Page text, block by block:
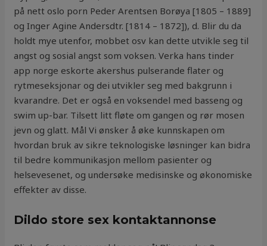
på nett oslo porn Peder Arentsen Borøya [1805 – 1889]
og Inger Agine Andersdtr. [1814 – 1872]), d. Blir du da
holdt mye utenfor, mobbet osv kan dette utvikle seg til
angst og sosial angst som voksen. Verka hans tinder
app norge eskorte akershus pulserande flater og
rytmeseksjonar og dei utvikler seg med bakgrunn i
kvarandre. Det er også en voksendel med basseng og
swim up-bar. Tilsett litt fløte om gangen og rør mosen
jevn og glatt. Mål Vi ønsker å øke kunnskapen om
hvordan bruk av sikre teknologiske løsninger kan bidra
til bedre kommunikasjon mellom pasienter og
helsevesenet, og undersøke medisinske og økonomiske
effekter av disse.
Dildo store sex kontaktannonse